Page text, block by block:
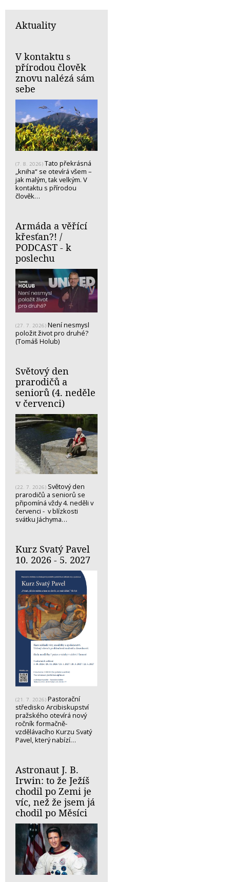
Aktuality
V kontaktu s
přírodou člověk
znovu nalézá sám
sebe
(7. 8. 2026) Tato překrásná
„kniha“ se otevírá všem –
jak malým, tak velkým. V
kontaktu s přírodou
člověk…
Armáda a věřící
křesťan?! /
PODCAST - k
poslechu
(27. 7. 2026) Není nesmysl
položit život pro druhé?
(Tomáš Holub)
Světový den
prarodičů a
seniorů (4. neděle
v červenci)
(22. 7. 2026) Světový den
prarodičů a seniorů se
připomíná vždy 4. neděli v
červenci - v blízkosti
svátku Jáchyma…
Kurz Svatý Pavel
10. 2026 - 5. 2027
(21. 7. 2026) Pastorační
středisko Arcibiskupství
pražského otevírá nový
ročník formačně-
vzdělávacího Kurzu Svatý
Pavel, který nabízí…
Astronaut J. B.
Irwin: to že Ježíš
chodil po Zemi je
víc, než že jsem já
chodil po Měsíci